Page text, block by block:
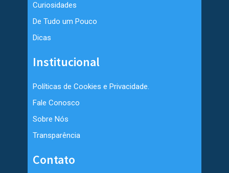
Curiosidades
De Tudo um Pouco
Dicas
Institucional
Políticas de Cookies e Privacidade.
Fale Conosco
Sobre Nós
Transparência
Contato